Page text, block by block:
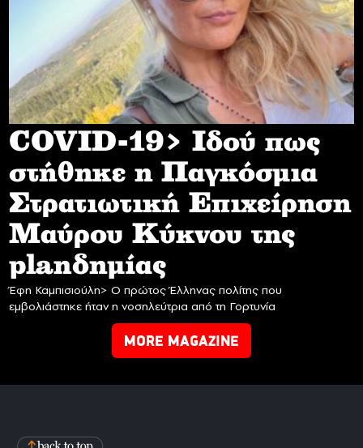
COVID-19> Iδού πως
στήθηκε η Παγκόσμια
Στρατιωτική Επιχείρηση
Mαύρου Κύκνου της
planδημίας
Έφη Καμπισιούλη> Ο πρώτος Έλληνας πολίτης που
εμβολιάστηκε ήταν η νοσηλεύτρια από τη Γορτυνία
MORE MAGAZINE